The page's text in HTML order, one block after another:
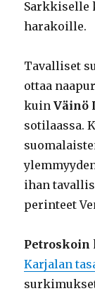
Sarkkiselle
harakoille.
Tavalliset
ottaa
kuinVäinö
sotilaassa.
ihan
perinteet
Petroskoin
Karjalan